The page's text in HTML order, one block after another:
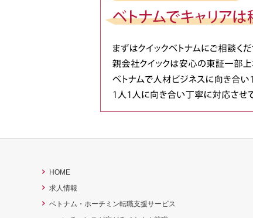
HOME
求人情報
ベトナム・ホーチミン転職支援サービス